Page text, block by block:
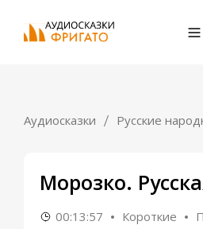
Аудиосказки Русские
Морозко.
00:13:57 Короткие